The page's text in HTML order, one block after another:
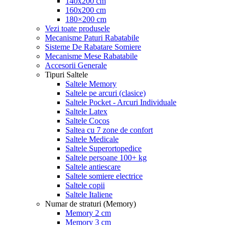
160x200 cm
180×200 cm
Vezi toate produsele
Mecanisme Paturi Rabatabile
Sisteme De Rabatare Somiere
Mecanisme Mese Rabatabile
Accesorii Generale
Tipuri Saltele
Saltele Memory
Saltele pe arcuri (clasice)
Saltele Pocket - Arcuri Individuale
Saltele Latex
Saltele Cocos
Saltea cu 7 zone de confort
Saltele Medicale
Saltele Superortopedice
Saltele persoane 100+ kg
Saltele antiescare
Saltele somiere electrice
Saltele copii
Saltele Italiene
Numar de straturi (Memory)
Memory 2 cm
Memory 3 cm